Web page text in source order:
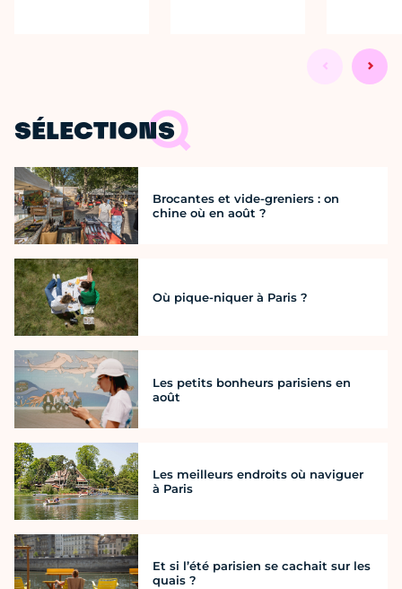
SÉLECTIONS
Brocantes et vide-greniers : on
chine où en août ?
Où pique-niquer à Paris ?
Les petits bonheurs parisiens en
août
Les meilleurs endroits où naviguer
à Paris
Et si l’été parisien se cachait sur les
quais ?